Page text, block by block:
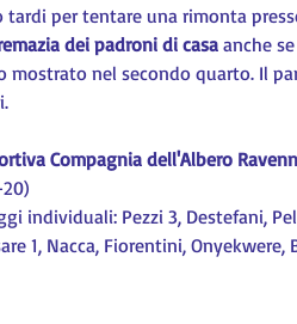
tardi per tentare una rimonta
dei padroni di casa anche
mostrato nel secondo quarto. Il
Compagnia dell'Albero
individuali: Pezzi 3, Destefani,
1, Nacca, Fiorentini, Onyekwere,